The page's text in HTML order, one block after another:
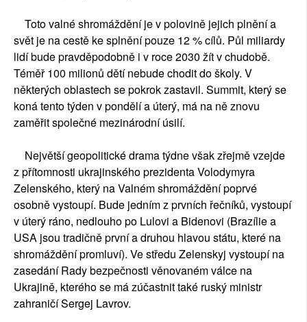
Toto valné shromáždění je v polovině jejich plnění a
svět je na cestě ke splnění pouze 12 % cílů. Půl miliardy
lidí bude pravděpodobně i v roce 2030 žít v chudobě.
Téměř 100 milionů dětí nebude chodit do školy. V
některých oblastech se pokrok zastavil. Summit, který se
koná tento týden v pondělí a úterý, má na ně znovu
zaměřit společné mezinárodní úsilí.
Největší geopolitické drama týdne však zřejmě vzejde
z přítomnosti ukrajinského prezidenta Volodymyra
Zelenského, který na Valném shromáždění poprvé
osobně vystoupí. Bude jedním z prvních řečníků, vystoupí
v úterý ráno, nedlouho po Lulovi a Bidenovi (Brazílie a
USA jsou tradičně první a druhou hlavou státu, které na
shromáždění promluví). Ve středu Zelenskyj vystoupí na
zasedání Rady bezpečnosti věnovaném válce na
Ukrajině, kterého se má zúčastnit také ruský ministr
zahraničí Sergej Lavrov.